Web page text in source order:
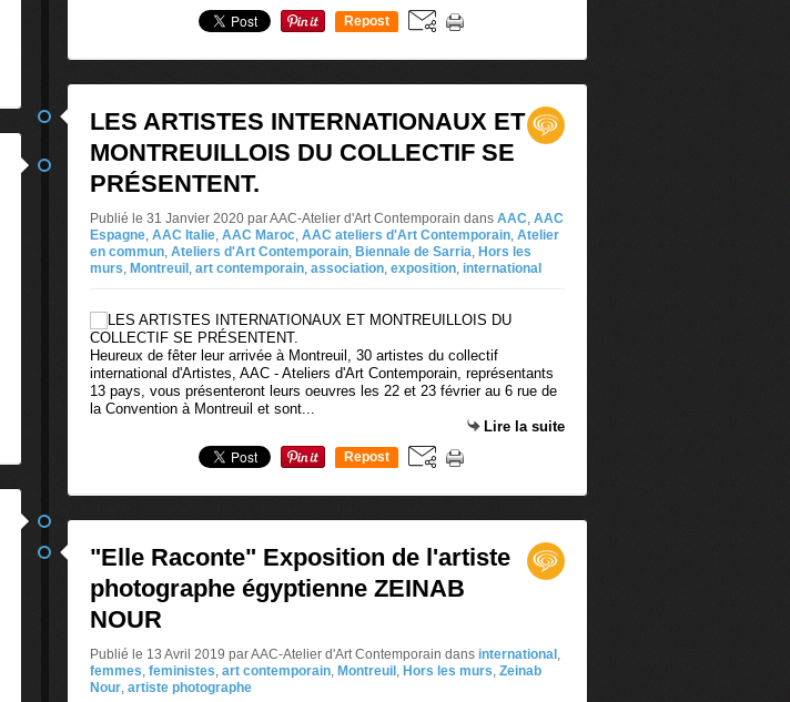
Repost
LES ARTISTES INTERNATIONAUX ET
MONTREUILLOIS DU COLLECTIF SE
PRÉSENTENT.
Publié le 31 Janvier 2020 par AAC-Atelier d'Art Contemporain dans AAC, AAC
Espagne, AAC Italie, AAC Maroc, AAC ateliers d'Art Contemporain, Atelier
en commun, Ateliers d'Art Contemporain, Biennale de Sarria, Hors les
murs, Montreuil , art contemporain, association, exposition, international
Heureux de fêter leur arrivée à Montreuil, 30 artistes du collectif
international d'Artistes, AAC - Ateliers d'Art Contemporain, représentants
13 pays, vous présenteront leurs oeuvres les 22 et 23 février au 6 rue de
la Convention à Montreuil et sont...
Lire la suite
Repost
"Elle Raconte" Exposition de l'artiste
photographe égyptienne ZEINAB
NOUR
Publié le 13 Avril 2019 par AAC-Atelier d'Art Contemporain dans international ,
femmes, feministes, art contemporain, Montreuil , Hors les murs, Zeinab
Nour, artiste photographe